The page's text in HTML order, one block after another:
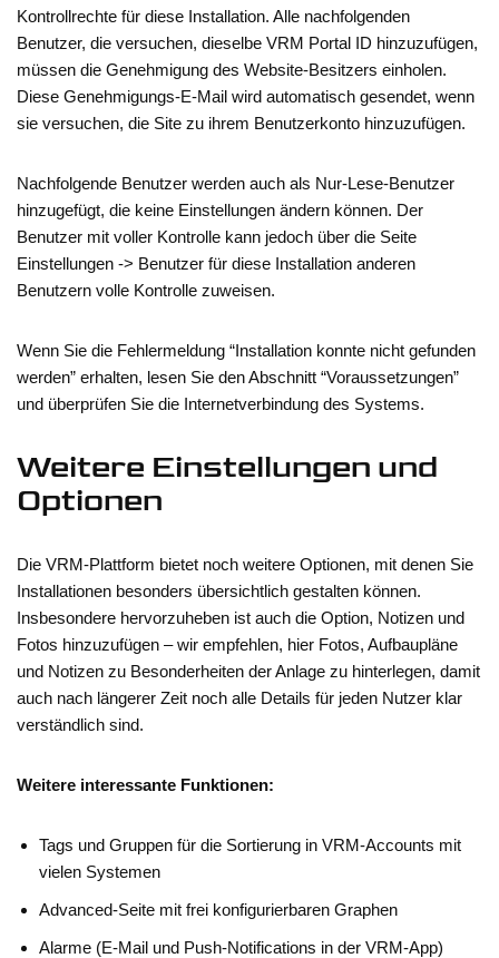
Kontrollrechte für diese Installation. Alle nachfolgenden
Benutzer, die versuchen, dieselbe VRM Portal ID hinzuzufügen,
müssen die Genehmigung des Website-Besitzers einholen.
Diese Genehmigungs-E-Mail wird automatisch gesendet, wenn
sie versuchen, die Site zu ihrem Benutzerkonto hinzuzufügen.
Nachfolgende Benutzer werden auch als Nur-Lese-Benutzer
hinzugefügt, die keine Einstellungen ändern können. Der
Benutzer mit voller Kontrolle kann jedoch über die Seite
Einstellungen -> Benutzer für diese Installation anderen
Benutzern volle Kontrolle zuweisen.
Wenn Sie die Fehlermeldung “Installation konnte nicht gefunden
werden” erhalten, lesen Sie den Abschnitt “Voraussetzungen”
und überprüfen Sie die Internetverbindung des Systems.
Weitere Einstellungen und
Optionen
Die VRM-Plattform bietet noch weitere Optionen, mit denen Sie
Installationen besonders übersichtlich gestalten können.
Insbesondere hervorzuheben ist auch die Option, Notizen und
Fotos hinzuzufügen – wir empfehlen, hier Fotos, Aufbaupläne
und Notizen zu Besonderheiten der Anlage zu hinterlegen, damit
auch nach längerer Zeit noch alle Details für jeden Nutzer klar
verständlich sind.
Weitere interessante Funktionen:
Tags und Gruppen für die Sortierung in VRM-Accounts mit
vielen Systemen
Advanced-Seite mit frei konfigurierbaren Graphen
Alarme (E-Mail und Push-Notifications in der VRM-App)